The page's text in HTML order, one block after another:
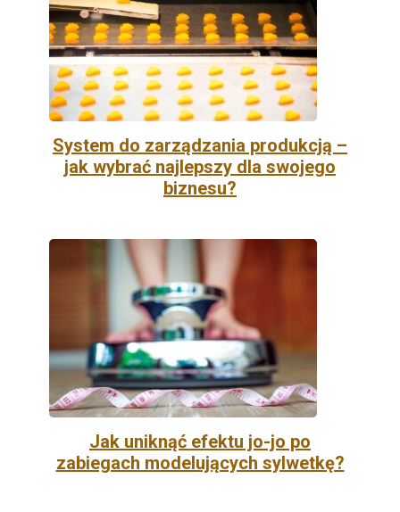
System do zarządzania produkcją –
jak wybrać najlepszy dla swojego
biznesu?
Jak uniknąć efektu jo-jo po
zabiegach modelujących sylwetkę?